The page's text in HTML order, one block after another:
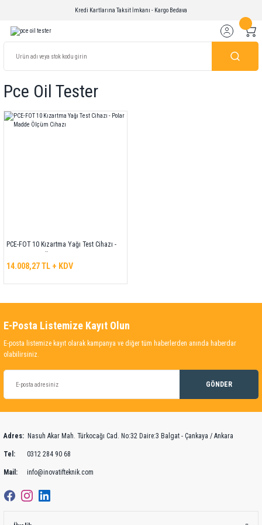
Kredi Kartlarına Taksit İmkanı - Kargo Bedava
Pce Oil Tester
PCE-FOT 10 Kızartma Yağı Test Cihazı -
14.008,27 TL + KDV
E-Posta Listemize Kayıt Olun
E-posta listemize kayıt olarak kampanya ve diğer tüm haberlerden anında haberdar
olabilirsiniz.
GÖNDER
Adres: Nasuh Akar Mah. Türkocağı Cad. No:32 Daire:3 Balgat - Çankaya / Ankara
Tel: 0312 284 90 68
Mail: info@inovatifteknik.com